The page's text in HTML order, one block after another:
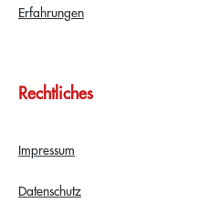
Erfahrungen
Rechtliches
Impressum
Datenschutz